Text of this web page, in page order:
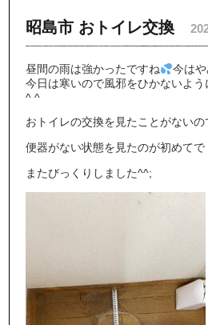
昭島市 おトイレ交換
昼間の雨は強かったですね
今は
今日は寒いので風邪をひかないよ
^ ^
おトイレの交換を見たことがないの
便器がない状態を見たのが初めてで
またびっくりしました^^;